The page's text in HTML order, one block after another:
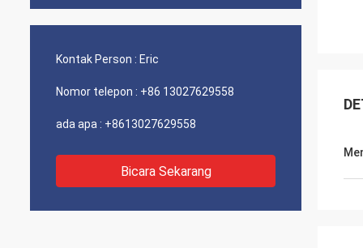
Kontak Person : Eric
Nomor telepon : +86 13027629558
ada apa : +8613027629558
Bicara Sekarang